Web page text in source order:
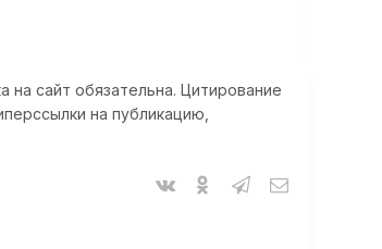
сайт обязательна. Цитирование
на публикацию,